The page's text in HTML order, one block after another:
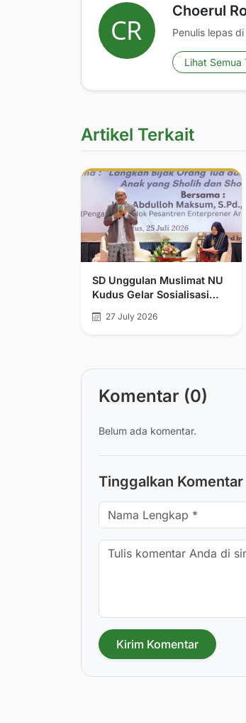
Choerul
Penulis lepas
Lihat Semua
Artikel Terkait
SD Unggulan Muslimat NU
Kudus Gelar Sosialisasi
Parenting
27 July 2026
Komentar (0)
Belum ada komentar.
Tinggalkan Komentar
Kirim Komentar